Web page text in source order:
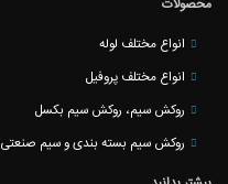
محصولات
انواع مختلف لوله
انواع مختلف پروفیل
روکش سیم، روکش سیم بکسل
روکش سیم بسته بندی و سیم صنعتی